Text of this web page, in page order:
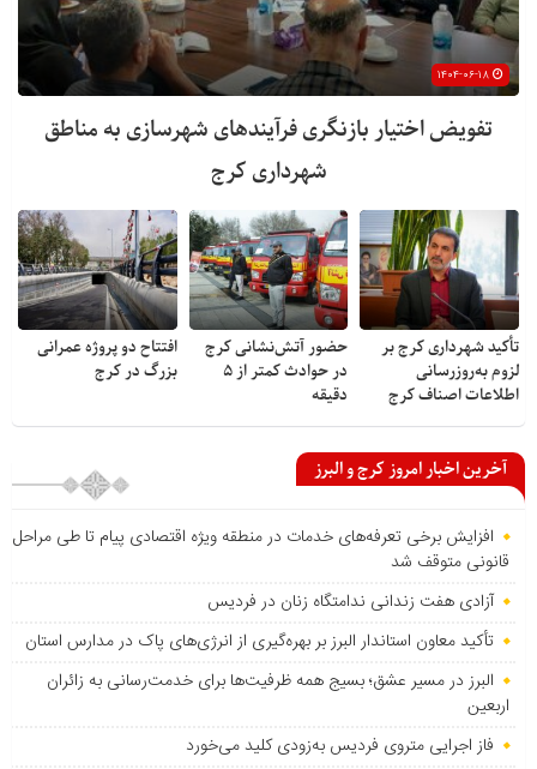
تفویض اختیار بازنگری فرآیندهای شهرسازی به مناطق
شهرداری کرج
تأکید شهرداری کرج بر
لزوم به‌روزرسانی
اطلاعات اصناف کرج
حضور آتش‌نشانی کرج
در حوادث کمتر از ۵
دقیقه
افتتاح دو پروژه عمرانی
بزرگ در کرج
آخرین اخبار امروز کرج و البرز
افزایش برخی تعرفه‌های خدمات در منطقه ویژه اقتصادی پیام تا طی مراحل
قانونی متوقف شد
آزادی هفت زندانی ندامتگاه زنان در فردیس
تأکید معاون استاندار البرز بر بهره‌گیری از انرژی‌های پاک در مدارس استان
البرز در مسیر عشق؛ بسیج همه ظرفیت‌ها برای خدمت‌رسانی به زائران
اربعین
فاز اجرایی متروی فردیس به‌زودی کلید می‌خورد